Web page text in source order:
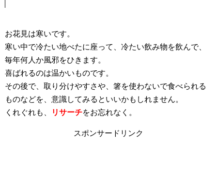
お花見は寒いです。
寒い中で冷たい地べたに座って、冷たい飲み物を飲んで、
毎年何人か風邪をひきます。
喜ばれるのは温かいものです。
その後で、取り分けやすさや、箸を使わないで食べられる
ものなどを、意識してみるといいかもしれません。
くれぐれも、
リサーチをお忘れなく。
スポンサードリンク